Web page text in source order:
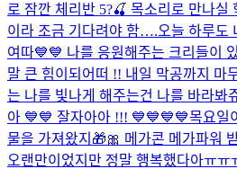
로 잠깐 체리반 5?🍒 목소리로 만나실
이라 조금 기다려야 함….오늘 하루도
여따💙💙 나를 응원해주는 크리들이
말 큰 힘이되어떠 !! 내일 막공까지 마
는 나를 빛나게 해주는건 나를 바라봐
아 💙💙 잘자아아 !!! 💙💙💙💙목요일
물을 가져왔지🎁🎀 메가콘 메가파워
오랜만이었지만 정말 행복했다